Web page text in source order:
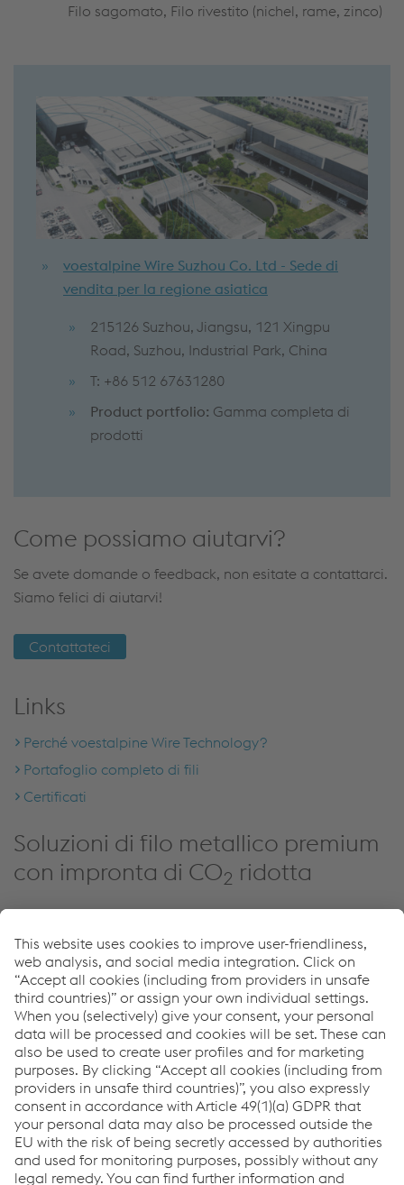
Filo sagomato, Filo rivestito (nichel, rame, zinco)
voestalpine Wire Suzhou Co. Ltd - Sede di
vendita per la regione asiatica
215126 Suzhou, Jiangsu, 121 Xingpu
Road, Suzhou, Industrial Park, China
T: +86 512 67631280
Product portfolio: Gamma completa di
prodotti
Come possiamo aiutarvi?
Se avete domande o feedback, non esitate a contattarci.
Siamo felici di aiutarvi!
Contattateci
Links
Perché voestalpine Wire Technology?
Portafoglio completo di fili
Certificati
Soluzioni di filo metallico premium
con impronta di CO2 ridotta
Sostenibilità presso voestalpine Wire Technology
greentec steel (EN)